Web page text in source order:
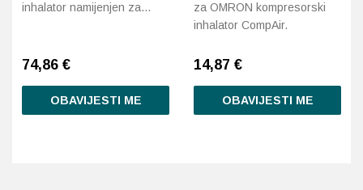
inhalator namijenjen za…
74,86 €
OBAVIJESTI ME
za OMRON kompresorski
inhalator CompAir.
14,87 €
OBAVIJESTI ME